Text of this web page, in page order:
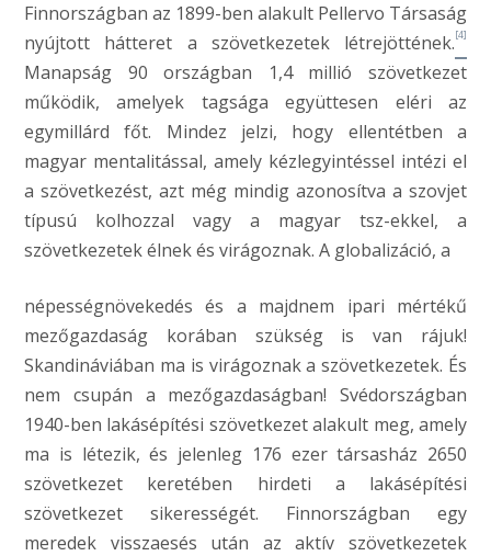
Finnországban az 1899-ben alakult Pellervo Társaság
nyújtott hátteret a szövetkezetek létrejöttének.[4]
Manapság 90 országban 1,4 millió szövetkezet
működik, amelyek tagsága együttesen eléri az
egymillárd főt. Mindez jelzi, hogy ellentétben a
magyar mentalitással, amely kézlegyintéssel intézi el
a szövetkezést, azt még mindig azonosítva a szovjet
típusú kolhozzal vagy a magyar tsz-ekkel, a
szövetkezetek élnek és virágoznak. A globalizáció, a
népességnövekedés és a majdnem ipari mértékű
mezőgazdaság korában szükség is van rájuk!
Skandináviában ma is virágoznak a szövetkezetek. És
nem csupán a mezőgazdaságban! Svédországban
1940-ben lakásépítési szövetkezet alakult meg, amely
ma is létezik, és jelenleg 176 ezer társasház 2650
szövetkezet keretében hirdeti a lakásépítési
szövetkezet sikerességét. Finnországban egy
meredek visszaesés után az aktív szövetkezetek